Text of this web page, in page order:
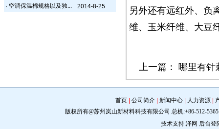
· 空调保温棉规格以及独... 2014-8-25
另外还有远红外、负
维、玉米纤维、大豆
上一篇： 哪里有针
首页| 公司简介| 新闻中心| 人力资源|
版权所有@苏州岚山新材料科技有限公司 总机:+86-512-5365
技术支持:泽网 后台登